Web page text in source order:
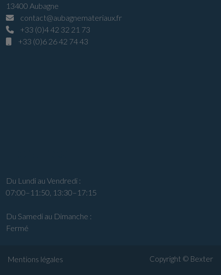
13400 Aubagne
contact@aubagnemateriaux.fr
+33 (0)4 42 32 21 73
+33 (0)6 26 42 74 43
Du Lundi au Vendredi :
07:00–11:50, 13:30–17:15
Du Samedi au Dimanche :
Fermé
Mentions légales Copyright © Bexter